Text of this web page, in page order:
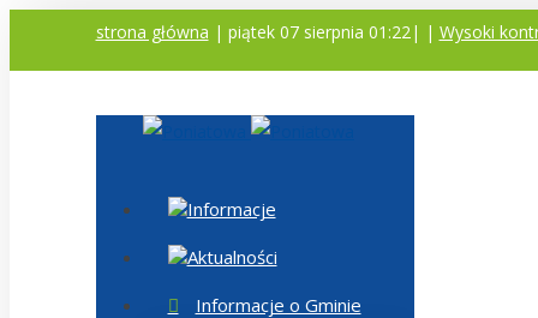
strona główna | piątek 07 sierpnia 01:22| | Wysoki
Informacje
Aktualności
Informacje o Gminie